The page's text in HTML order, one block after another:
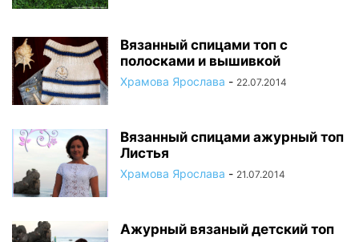
Вязанный спицами топ с
полосками и вышивкой
Храмова Ярослава - 22.07.2014
Вязанный спицами ажурный топ
Листья
Храмова Ярослава - 21.07.2014
Ажурный вязаный детский топ